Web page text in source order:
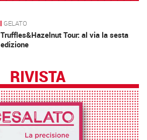
GELATO
Truffles&Hazelnut Tour: al via la sesta
edizione
RIVISTA